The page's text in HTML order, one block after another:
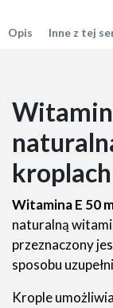
Opis Inne z tej
kroplach
Witamina E 50
naturalną
przeznaczony
sposobu
Krople